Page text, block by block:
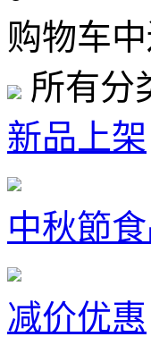
购物车
所有分
新品上架
中秋節
减价优惠